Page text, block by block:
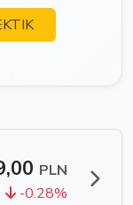
PLN
-0.28%